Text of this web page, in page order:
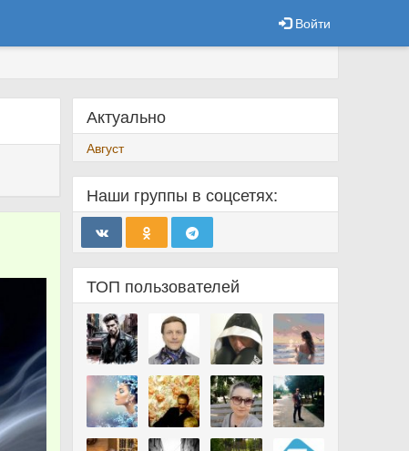
Войти
Актуально
Август
Наши группы в соцсетях:
ТОП пользователей